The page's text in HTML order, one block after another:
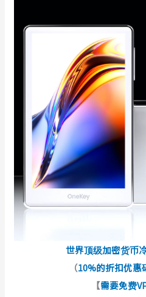
世界顶级加密货币
（10%的折扣优惠
【需要免费